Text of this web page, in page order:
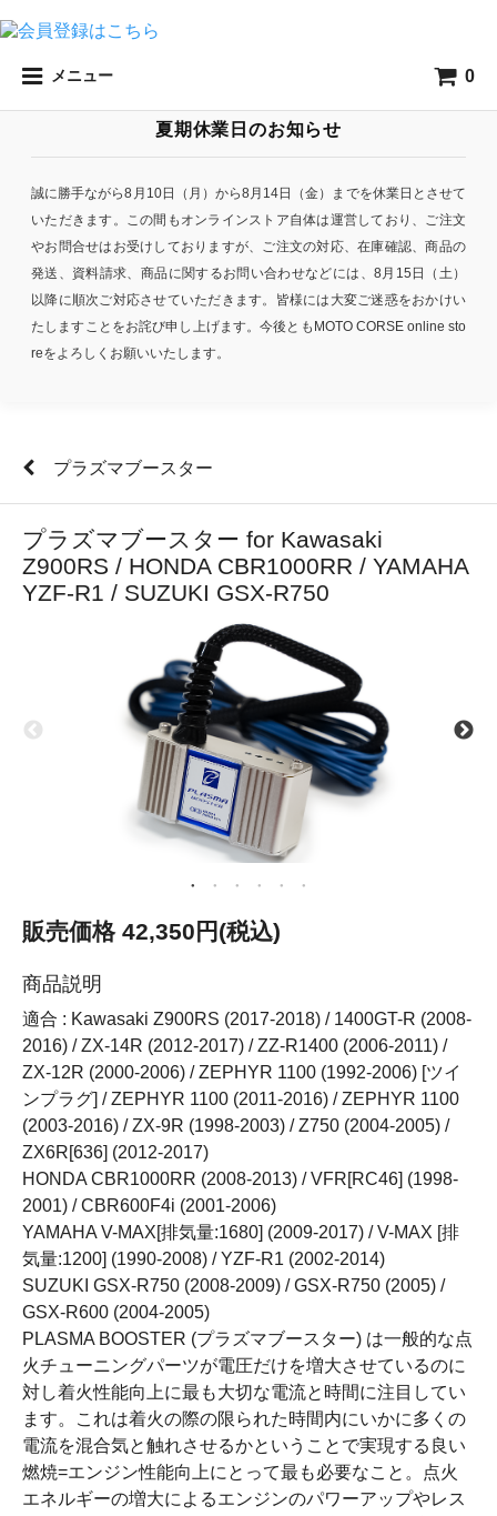
メニュー 0
夏期休業日のお知らせ
誠に勝手ながら8月10日（月）から8月14日（金）までを休業日とさせて
いただきます。この間もオンラインストア自体は運営しており、ご注文
やお問合せはお受けしておりますが、ご注文の対応、在庫確認、商品の
発送、資料請求、商品に関するお問い合わせなどには、8月15日（土）
以降に順次ご対応させていただきます。皆様には大変ご迷惑をおかけい
たしますことをお詫び申し上げます。今後ともMOTO CORSE online sto
reをよろしくお願いいたします。
プラズマブースター
プラズマブースター for Kawasaki
Z900RS / HONDA CBR1000RR / YAMAHA
YZF-R1 / SUZUKI GSX-R750
販売価格 42,350円(税込)
商品説明
適合 : Kawasaki Z900RS (2017-2018) / 1400GT-R (2008-
2016) / ZX-14R (2012-2017) / ZZ-R1400 (2006-2011) /
ZX-12R (2000-2006) / ZEPHYR 1100 (1992-2006) [ツイ
ンプラグ] / ZEPHYR 1100 (2011-2016) / ZEPHYR 1100
(2003-2016) / ZX-9R (1998-2003) / Z750 (2004-2005) /
ZX6R[636] (2012-2017)
HONDA CBR1000RR (2008-2013) / VFR[RC46] (1998-
2001) / CBR600F4i (2001-2006)
YAMAHA V-MAX[排気量:1680] (2009-2017) / V-MAX [排
気量:1200] (1990-2008) / YZF-R1 (2002-2014)
SUZUKI GSX-R750 (2008-2009) / GSX-R750 (2005) /
GSX-R600 (2004-2005)
PLASMA BOOSTER (プラズマブースター) は一般的な点
火チューニングパーツが電圧だけを増大させているのに
対し着火性能向上に最も大切な電流と時間に注目してい
ます。これは着火の際の限られた時間内にいかに多くの
電流を混合気と触れさせるかということで実現する良い
燃焼=エンジン性能向上にとって最も必要なこと。点火
エネルギーの増大によるエンジンのパワーアップやレス